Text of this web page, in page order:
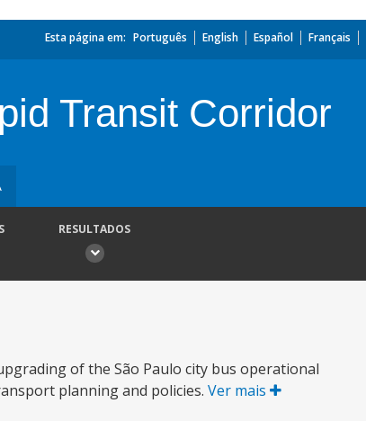
Esta página em: Português English Español Français
Transit Corridor
RESULTADOS
of the São Paulo city bus operational
planning and policies. Ver mais